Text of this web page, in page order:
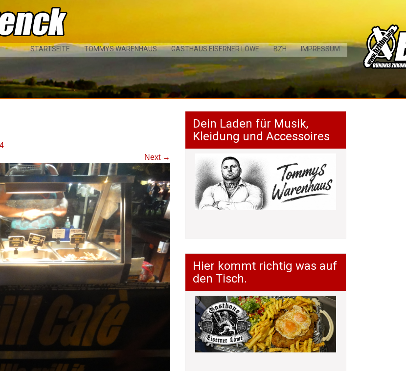
STARTSEITE TOMMYS WARENHAUS GASTHAUS EISERNER LÖWE BZH IMPRESSUM
Next →
Dein Laden für Musik,
Kleidung und Accessoires
Hier kommt richtig was auf
den Tisch.